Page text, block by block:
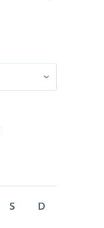
S D